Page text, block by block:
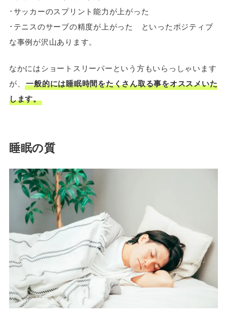
･サッカーのスプリント能力が上がった
･テニスのサーブの精度が上がった といったポジティブ
な事例が沢山あります。
なかにはショートスリーパーという方もいらっしゃいます
が、一般的には睡眠時間をたくさん取る事をオススメいた
します。
睡眠の質